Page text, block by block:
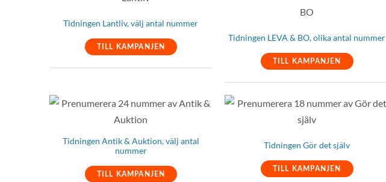
Tidningen Lantliv, välj antal nummer
TILL KAMPANJEN
Tidningen LEVA & BO, olika antal nummer
TILL KAMPANJEN
Tidningen Antik & Auktion, välj antal
nummer
TILL KAMPANJEN
Tidningen Gör det själv
TILL KAMPANJEN